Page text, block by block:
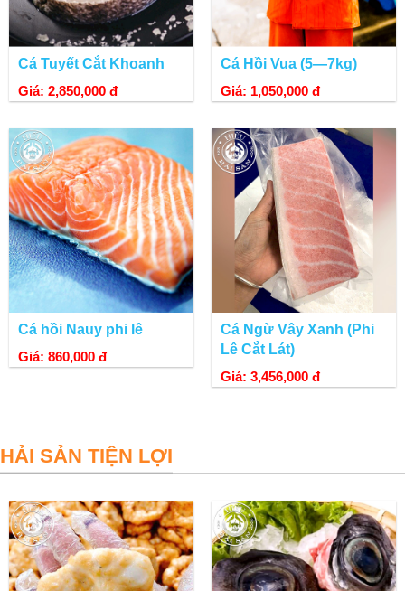
Cá Tuyết Cắt Khoanh
Giá: 2,850,000 đ
Cá Hồi Vua (5—7kg)
Giá: 1,050,000 đ
Cá hồi Nauy phi lê
Giá: 860,000 đ
Cá Ngừ Vây Xanh (Phi
Lê Cắt Lát)
Giá: 3,456,000 đ
HẢI SẢN TIỆN LỢI